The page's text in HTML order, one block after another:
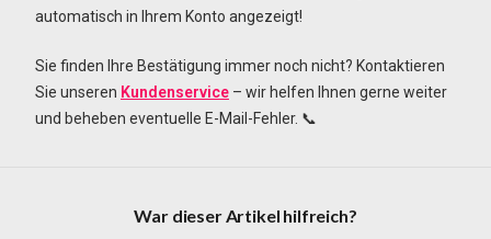
automatisch in Ihrem Konto angezeigt!
Sie finden Ihre Bestätigung immer noch nicht? Kontaktieren
Sie unseren Kundenservice – wir helfen Ihnen gerne weiter
und beheben eventuelle E-Mail-Fehler. 📞
War dieser Artikel hilfreich?